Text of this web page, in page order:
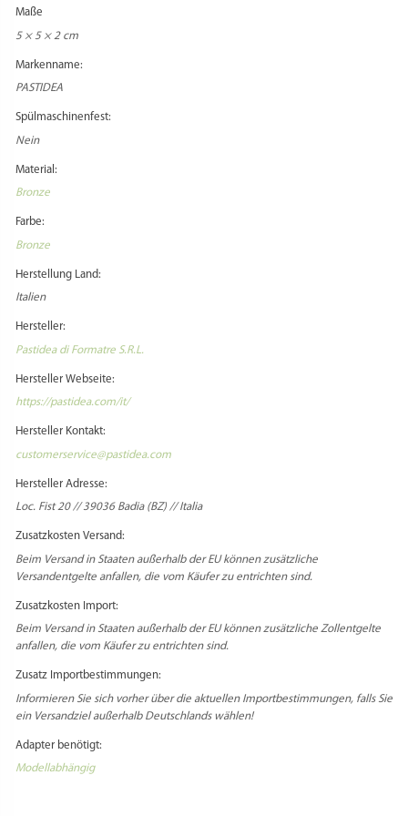
Maße
5 × 5 × 2 cm
Markenname:
PASTIDEA
Spülmaschinenfest:
Nein
Material:
Bronze
Farbe:
Bronze
Herstellung Land:
Italien
Hersteller:
Pastidea di Formatre S.R.L.
Hersteller Webseite:
https://pastidea.com/it/
Hersteller Kontakt:
customerservice@pastidea.com
Hersteller Adresse:
Loc. Fist 20 // 39036 Badia (BZ) // Italia
Zusatzkosten Versand:
Beim Versand in Staaten außerhalb der EU können zusätzliche
Versandentgelte anfallen, die vom Käufer zu entrichten sind.
Zusatzkosten Import:
Beim Versand in Staaten außerhalb der EU können zusätzliche Zollentgelte
anfallen, die vom Käufer zu entrichten sind.
Zusatz Importbestimmungen:
Informieren Sie sich vorher über die aktuellen Importbestimmungen, falls Sie
ein Versandziel außerhalb Deutschlands wählen!
Adapter benötigt:
Modellabhängig